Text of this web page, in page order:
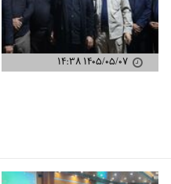
۱۴۰۵/۰۵/۰۷ ۱۴:۳۸